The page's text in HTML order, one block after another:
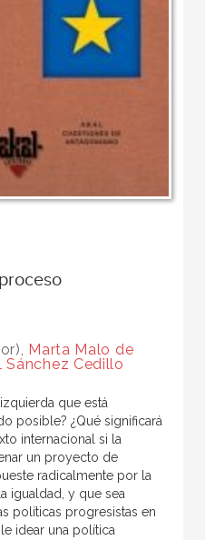
Marta Malo de
Sánchez Cedillo
que está
posible? ¿Qué significará
internacional si la
un proyecto de
radicalmente por la
igualdad, y que sea
políticas progresistas en
idear una política